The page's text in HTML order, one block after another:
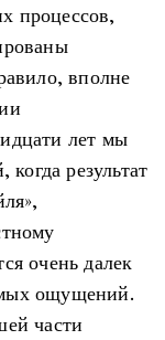
процессов,
вполне
лет мы
результат
очень далек
ощущений.
части